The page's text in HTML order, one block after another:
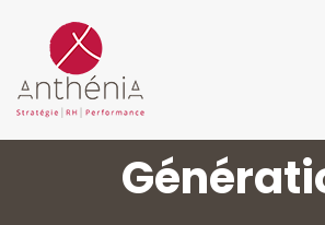
Suivez-Nous: